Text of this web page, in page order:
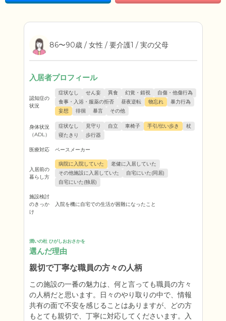
86〜90歳 / 女性 / 要介護1 / 実の父母
入居者プロフィール
認知症の
状況
症状なし せん妄 異食 幻覚・錯視
自傷・他傷行為
食事・入浴・服薬の拒否
昼夜逆転 物忘れ
暴力行為
妄想
徘徊 暴言 その他
身体状況
（ADL）
症状なし 見守り 自立 車椅子 手引/伝い歩き
杖
寝たきり
歩行器
医療対応 ペースメーカー
入居前の
暮らし方
病院に入院していた
老健に入居していた
その他施設に入居していた
自宅にいた(同居)
自宅にいた(独居)
施設検討
のきっか
け
入院を機に自宅での生活が困難になったこと
潤いの杜 ひがしおおさかを
選んだ理由
親切で丁寧な職員の方々の人柄
この施設の一番の魅力は、何と言っても職員の方々
の人柄だと思います。日々のやり取りの中で、情報
共有の面で不安を感じることはありますが、どの方
もとても親切で、丁寧に対応してくださいます。入